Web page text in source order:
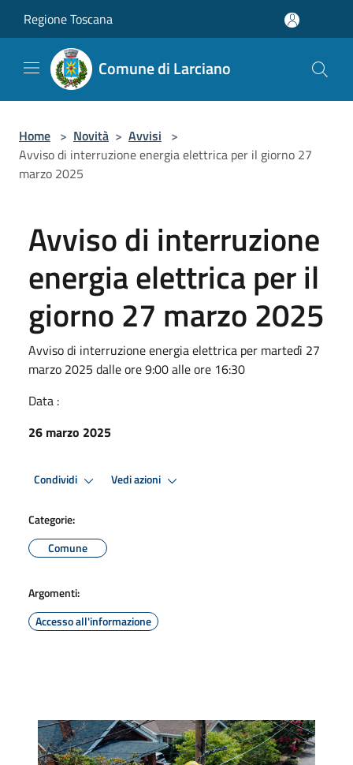
Regione Toscana
Comune di Larciano
Home > Novità > Avvisi >
Avviso di interruzione energia elettrica per il giorno 27
marzo 2025
Avviso di interruzione
energia elettrica per il
giorno 27 marzo 2025
Avviso di interruzione energia elettrica per martedì 27
marzo 2025 dalle ore 9:00 alle ore 16:30
Data :
26 marzo 2025
Condividi Vedi azioni
Categorie:
Comune
Argomenti:
Accesso all'informazione